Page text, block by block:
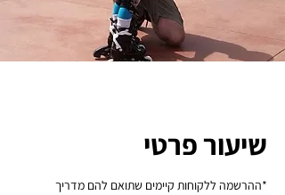
שיעור פרטי
*ההרשמה ללקוחות קיימים שתואם להם מדריך